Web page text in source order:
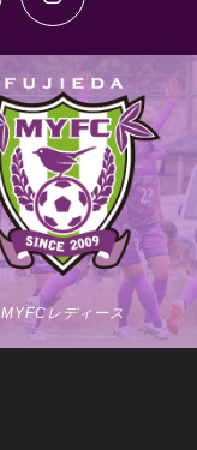
MYFCレディース